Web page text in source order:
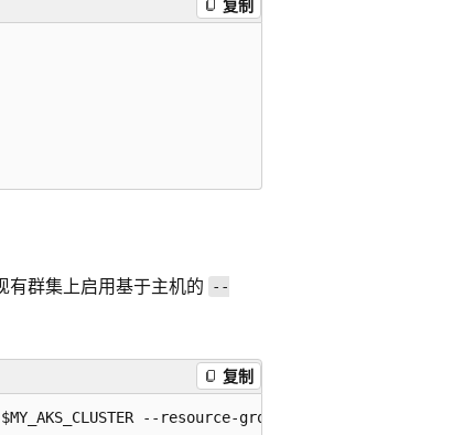
复制
有群集上启用基于主机的
--
复制